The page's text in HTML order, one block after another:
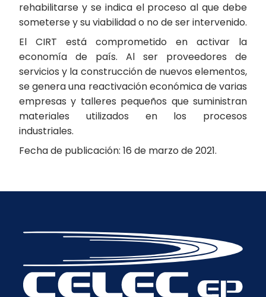
rehabilitarse y se indica el proceso al que debe
someterse y su viabilidad o no de ser intervenido.
El CIRT está comprometido en activar la
economía de país. Al ser proveedores de
servicios y la construcción de nuevos elementos,
se genera una reactivación económica de varias
empresas y talleres pequeños que suministran
materiales utilizados en los procesos
industriales.
Fecha de publicación: 16 de marzo de 2021.